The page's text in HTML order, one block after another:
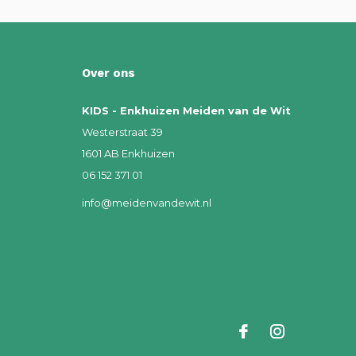
Over ons
KIDS - Enkhuizen Meiden van de Wit
Westerstraat 39
1601 AB Enkhuizen
06 152 371 01
info@meidenvandewit.nl